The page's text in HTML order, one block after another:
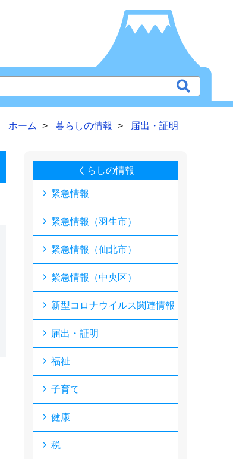
ホーム 暮らしの情報 届出・証明
くらしの情報
緊急情報
緊急情報（羽生市）
緊急情報（仙北市）
緊急情報（中央区）
新型コロナウイルス関連情報
届出・証明
福祉
子育て
健康
税